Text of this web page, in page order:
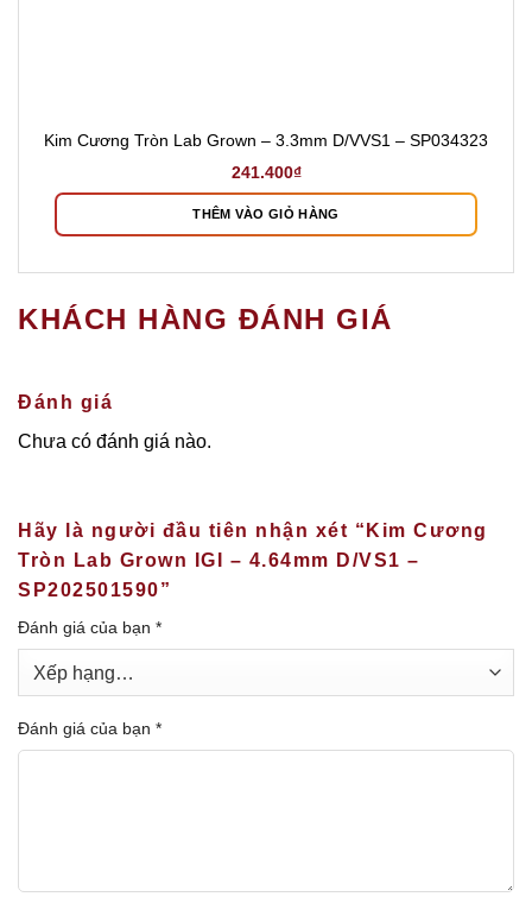
Kim Cương Tròn Lab Grown – 3.3mm D/VVS1 – SP034323
241.400₫
THÊM VÀO GIỎ HÀNG
KHÁCH HÀNG ĐÁNH GIÁ
Đánh giá
Chưa có đánh giá nào.
Hãy là người đầu tiên nhận xét “Kim Cương
Tròn Lab Grown IGI – 4.64mm D/VS1 –
SP202501590”
Đánh giá của bạn *
Đánh giá của bạn *